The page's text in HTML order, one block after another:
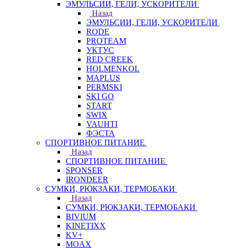
ЭМУЛЬСИИ, ГЕЛИ, УСКОРИТЕЛИ
Назад
ЭМУЛЬСИИ, ГЕЛИ, УСКОРИТЕЛИ
RODE
PROTEAM
УКТУС
RED CREEK
HOLMENKOL
MAPLUS
PERMSKI
SKI GO
START
SWIX
VAUHTI
ФЭСТА
СПОРТИВНОЕ ПИТАНИЕ
Назад
СПОРТИВНОЕ ПИТАНИЕ
SPONSER
IRONDEER
СУМКИ, РЮКЗАКИ, ТЕРМОБАКИ
Назад
СУМКИ, РЮКЗАКИ, ТЕРМОБАКИ
BIVIUM
KINETIXX
KV+
MOAX